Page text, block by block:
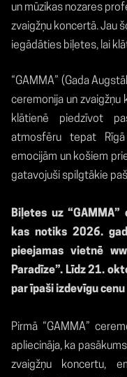
un mūzikas nozares
zvaigžņu koncertā. Jau
iegādāties biļetes, lai
“GAMMA” (Gada
ceremonija un zvaigžņu
klātienē piedzīvot
atmosfēru tepat
emocijām un košiem
gatavojuši spilgtākie
Biļetes uz
kas notiks 2026.
pieejamas vietnē
Paradīze”. Līdz 21.
par īpaši izdevīgu
Pirmā “GAMMA”
apliecināja, ka
zvaigžņu koncertu,